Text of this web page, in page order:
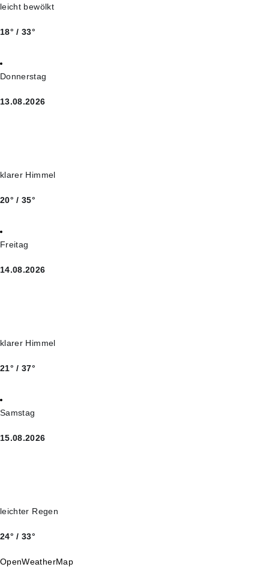
leicht bewölkt
18° / 33°
Donnerstag
13.08.2026
klarer Himmel
20° / 35°
Freitag
14.08.2026
klarer Himmel
21° / 37°
Samstag
15.08.2026
leichter Regen
24° / 33°
OpenWeatherMap